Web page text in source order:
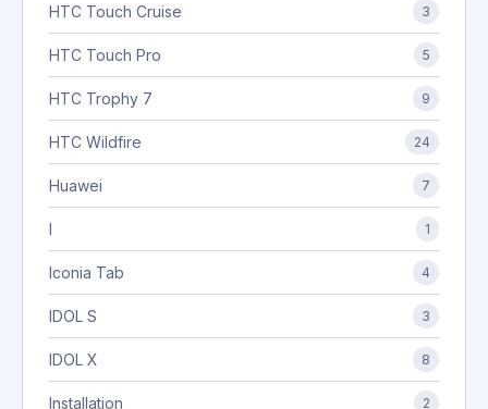
HTC Touch Cruise 3
HTC Touch Pro 5
HTC Trophy 7 9
HTC Wildfire 24
Huawei 7
I 1
Iconia Tab 4
IDOL S 3
IDOL X 8
Installation 2